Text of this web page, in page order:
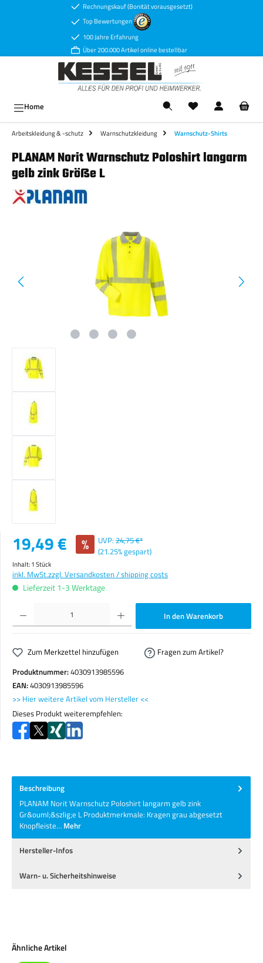
Zum Hauptinhalt springenRechnungskauf (Bonität vorausgesetzt)
Top Bewertungen
100 Jahre Erfahrung
Über 200.000 Artikel online bestellbar
Home
Arbeitskleidung & -schutz Warnschutzkleidung Warnschutz-Shirts
PLANAM Norit Warnschutz Poloshirt langarm
gelb zink Größe L
Verkaufspreis:
19,49 € % UVP: 24,75 €*
(21.25% gespart)
Inhalt:1 Stück
inkl. MwSt.zzgl. Versandkosten / shipping costs
Lieferzeit 1-3 Werktage
Produkt Anzahl: Gib den gewünschten Wert ein oder benutze die Schaltflächen um die Anzahl zu
In den Warenkorb
Zum Merkzettel hinzufügen
Fragen zum Artikel?
Produktnummer:4030913985596
EAN:4030913985596
>> Hier weitere Artikel vom Hersteller <<
Dieses Produkt weiterempfehlen:
Beschreibung
PLANAM Norit Warnschutz Poloshirt langarm gelb zink
Gr&ouml;&szlig;e L Produktmerkmale: Kragen grau abgesetzt
Knopfleiste… Mehr
Hersteller-Infos
Warn- u. Sicherheitshinweise
Produktgalerie überspringen
Ähnliche Artikel